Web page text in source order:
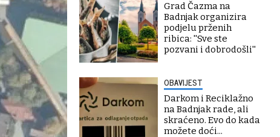
Grad Čazma na
Badnjak organizira
podjelu prženih
ribica: ''Sve ste
pozvani i dobrodošli''
OBAVIJEST
Darkom i Reciklažno
na Badnjak rade, ali
skraćeno. Evo do kada
možete doći...